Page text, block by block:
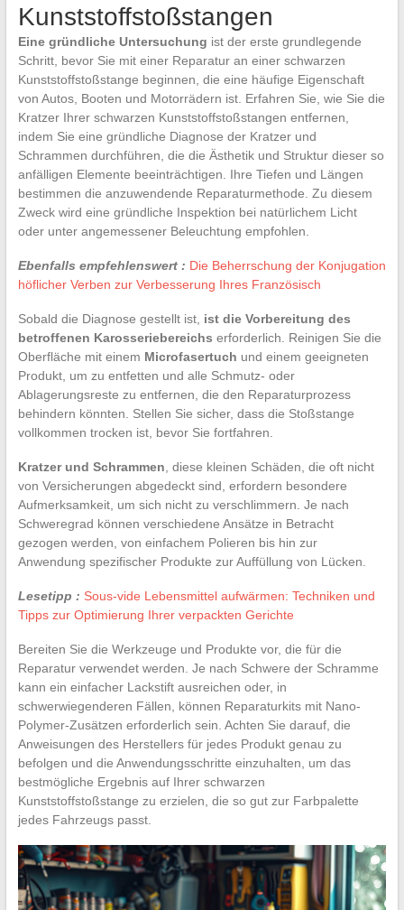
Kunststoffstoßstangen
Eine gründliche Untersuchung ist der erste grundlegende
Schritt, bevor Sie mit einer Reparatur an einer schwarzen
Kunststoffstoßstange beginnen, die eine häufige Eigenschaft
von Autos, Booten und Motorrädern ist. Erfahren Sie, wie Sie die
Kratzer Ihrer schwarzen Kunststoffstoßstangen entfernen,
indem Sie eine gründliche Diagnose der Kratzer und
Schrammen durchführen, die die Ästhetik und Struktur dieser so
anfälligen Elemente beeinträchtigen. Ihre Tiefen und Längen
bestimmen die anzuwendende Reparaturmethode. Zu diesem
Zweck wird eine gründliche Inspektion bei natürlichem Licht
oder unter angemessener Beleuchtung empfohlen.
Ebenfalls empfehlenswert : Die Beherrschung der Konjugation
höflicher Verben zur Verbesserung Ihres Französisch
Sobald die Diagnose gestellt ist, ist die Vorbereitung des
betroffenen Karosseriebereichs erforderlich. Reinigen Sie die
Oberfläche mit einem Microfasertuch und einem geeigneten
Produkt, um zu entfetten und alle Schmutz- oder
Ablagerungsreste zu entfernen, die den Reparaturprozess
behindern könnten. Stellen Sie sicher, dass die Stoßstange
vollkommen trocken ist, bevor Sie fortfahren.
Kratzer und Schrammen , diese kleinen Schäden, die oft nicht
von Versicherungen abgedeckt sind, erfordern besondere
Aufmerksamkeit, um sich nicht zu verschlimmern. Je nach
Schweregrad können verschiedene Ansätze in Betracht
gezogen werden, von einfachem Polieren bis hin zur
Anwendung spezifischer Produkte zur Auffüllung von Lücken.
Lesetipp : Sous-vide Lebensmittel aufwärmen: Techniken und
Tipps zur Optimierung Ihrer verpackten Gerichte
Bereiten Sie die Werkzeuge und Produkte vor, die für die
Reparatur verwendet werden. Je nach Schwere der Schramme
kann ein einfacher Lackstift ausreichen oder, in
schwerwiegenderen Fällen, können Reparaturkits mit Nano-
Polymer-Zusätzen erforderlich sein. Achten Sie darauf, die
Anweisungen des Herstellers für jedes Produkt genau zu
befolgen und die Anwendungsschritte einzuhalten, um das
bestmögliche Ergebnis auf Ihrer schwarzen
Kunststoffstoßstange zu erzielen, die so gut zur Farbpalette
jedes Fahrzeugs passt.